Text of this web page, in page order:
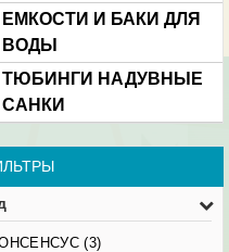
ЕМКОСТИ И БАКИ ДЛЯ
ВОДЫ
ТЮБИНГИ НАДУВНЫЕ
САНКИ
(3)